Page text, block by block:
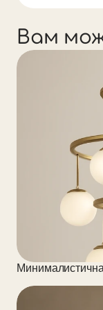
Вам